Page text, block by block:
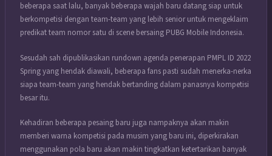
beberapa saat lalu, banyak beberapa wajah baru datang siap untuk
berkompetisi dengan team-team yang lebih senior untuk mengeklaim
predikat team nomor satu di scene bersaing PUBG Mobile Indonesia.
Sesudah sah dipublikasikan rundown agenda penerapan PMPL ID 2022
Spring yang hendak diawali, beberapa fans pasti sudah menerka-nerka
siapa team-team yang hendak bertanding dalam panasnya kompetisi
besar itu.
Kehadiran beberapa pesaing baru juga nampaknya akan makin
memberi warna kompetisi pada musim yang baru ini, diperkirakan
menggunakan pola baru akan makin tingkatkan ketertarikan banyak